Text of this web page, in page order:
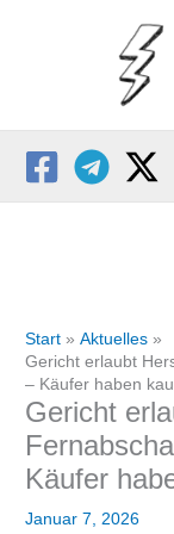
Start
Aktuelles
Gericht erlaubt
– Käufer haben
Gericht
Käufer
Januar 7, 2026